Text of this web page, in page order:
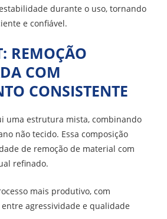
durante o uso, tornando
e confiável.
REMOÇÃO
COM
CONSISTENTE
uma estrutura mista, combinando
não tecido. Essa composição
de remoção de material com
refinado.
mais produtivo, com
agressividade e qualidade